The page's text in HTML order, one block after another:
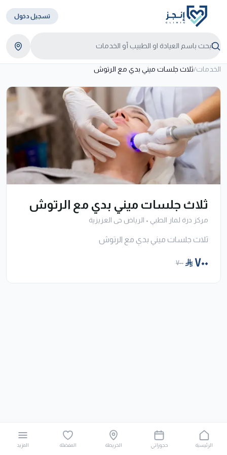
تسجيل دخول
الخدمات/ثلاث جلسات ميني بدي مع الرتوش
ثلاث جلسات ميني بدي مع الرتوش
مركز درة لمار الطبي • الرياض حى العزيزية
ثلاث جلسات ميني بدي مع الرتوش
٧٠٠ ٧٠٠
الرئيسية حجوزاتي الخريطة المفضلة المزيد